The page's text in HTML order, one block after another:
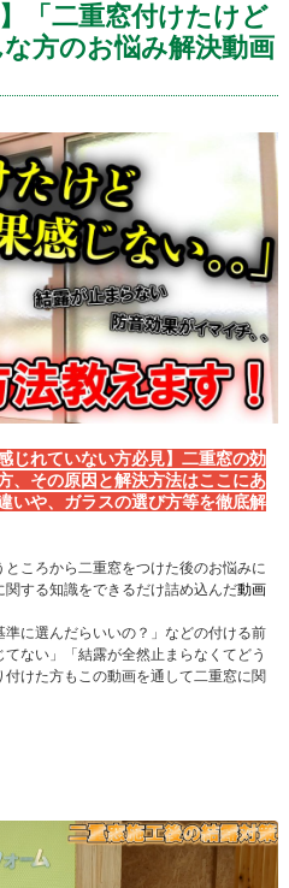
「二重窓付けたけど
方のお悩み解決動画
じれていない方必見】二重窓の効
、その原因と解決方法はここにあ
いや、ガラスの選び方等を徹底解
ころから二重窓をつけた後のお悩みに
する知識をできるだけ詰め込んだ動画
準に選んだらいいの？」などの付ける前
ない」「結露が全然止まらなくてどう
けた方もこの動画を通して二重窓に関